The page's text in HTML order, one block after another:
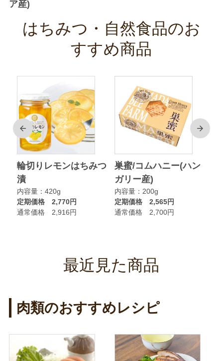
ア産)
はちみつ・自然食品のお
すすめ商品
前
輪切りレモンはちみつ
漬
内容量：420g
定期価格 2,770円
通常価格 2,916円
巣蜜/コムハニー(ハン
ガリー産)
内容量：200g
定期価格 2,565円
通常価格 2,700円
次
最近見た商品
肉類のおすすめレシピ